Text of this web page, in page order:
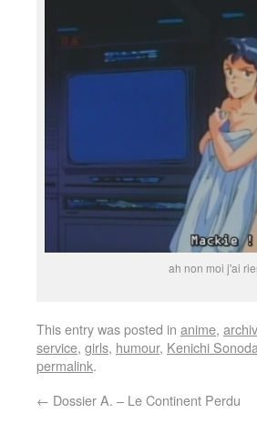
ah non moi j'ai
This entry was posted in anime,
service, girls, humour, Kenichi Sonoda
permalink.
← Dossier A. – Le Continent Perdu